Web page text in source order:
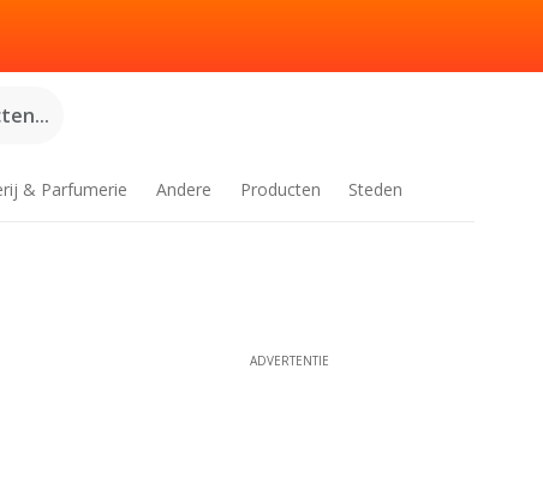
& Parfumerie Andere Producten Steden
ADVERTENTIE